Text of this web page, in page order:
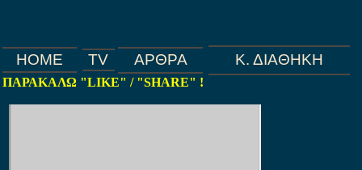
HOME TV ΑΡΘΡΑ Κ. ΔΙΑΘΗΚΗ
ΠΑΡΑΚΑΛΩ "LIKE" / "SHARE" !